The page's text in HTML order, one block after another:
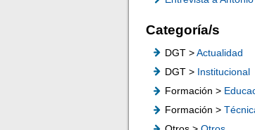
Categoría/s
DGT >Actualidad
DGT > Institucional
Formación >
Formación >